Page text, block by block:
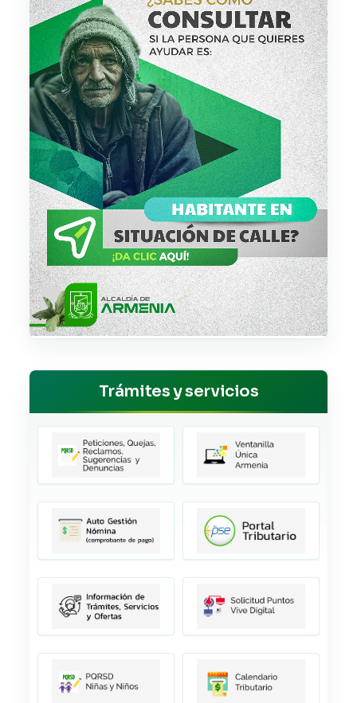
Trámites y servicios